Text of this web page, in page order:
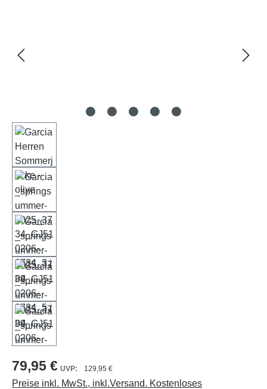
79,95 € 129,95 €
Preise inkl. MwSt., inkl.Versand. Kostenloses